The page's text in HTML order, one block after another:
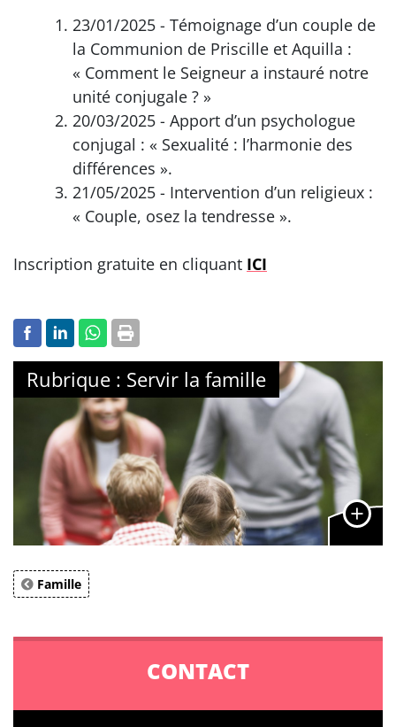
23/01/2025 - Témoignage d’un couple de
la Communion de Priscille et Aquilla :
« Comment le Seigneur a instauré notre
unité conjugale ? »
20/03/2025 - Apport d’un psychologue
conjugal : « Sexualité : l’harmonie des
différences ».
21/05/2025 - Intervention d’un religieux :
« Couple, osez la tendresse ».
Inscription gratuite en cliquant ICI
Rubrique : Servir la famille
Famille
CONTACT